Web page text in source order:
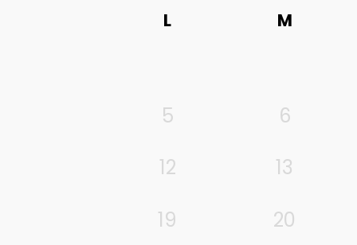
L M
5
6
12
13
19
20